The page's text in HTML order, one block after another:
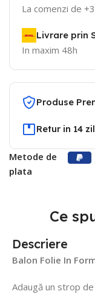
La comenzi de
Livrare prin
In maxim 48h
Produse
Retur in 14
Metode de
plata
Ce
Descriere
Balon Folie In
Adaugă un strop